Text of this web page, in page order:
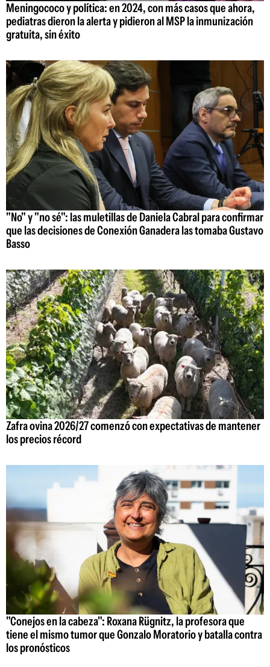
Meningococo y política: en 2024, con más casos que ahora,
pediatras dieron la alerta y pidieron al MSP la inmunización
gratuita, sin éxito
"No" y "no sé": las muletillas de Daniela Cabral para confirmar
que las decisiones de Conexión Ganadera las tomaba Gustavo
Basso
Zafra ovina 2026/27 comenzó con expectativas de mantener
los precios récord
"Conejos en la cabeza": Roxana Rügnitz, la profesora que
tiene el mismo tumor que Gonzalo Moratorio y batalla contra
los pronósticos